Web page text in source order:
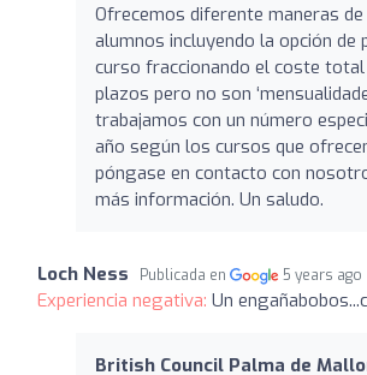
Ofrecemos diferente maneras
alumnos incluyendo la opción de
curso fraccionando el coste
plazos pero no son
trabajamos con un número
año según los cursos que
póngase en contacto con
más información. Un saludo.
Loch Ness Publicada en 5 years ago
Experiencia negativa: Un
British Council Palma de